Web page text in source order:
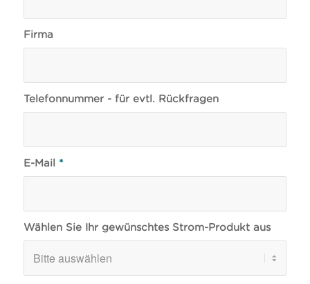
Firma
Telefonnummer - für evtl. Rückfragen
E-Mail *
Wählen Sie Ihr gewünschtes Strom-Produkt aus